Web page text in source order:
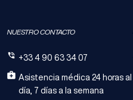
NUESTRO CONTACTO
+33 4 90 63 34 07
Asistencia médica 24 horas al
día, 7 días a la semana